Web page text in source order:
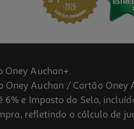
Auchan+.
Auchan / Cartão
e Imposto do Selo,
refletindo o cálculo de